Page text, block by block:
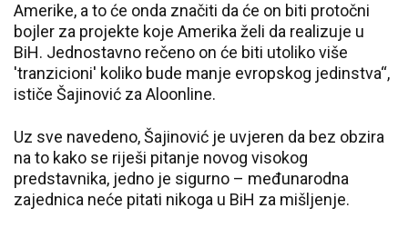
Amerike, a to će onda značiti da će on biti protočni
bojler za projekte koje Amerika želi da realizuje u
BiH. Jednostavno rečeno on će biti utoliko više
'tranzicioni' koliko bude manje evropskog jedinstva“,
ističe Šajinović za Aloonline.
Uz sve navedeno, Šajinović je uvjeren da bez obzira
na to kako se riješi pitanje novog visokog
predstavnika, jedno je sigurno – međunarodna
zajednica neće pitati nikoga u BiH za mišljenje.